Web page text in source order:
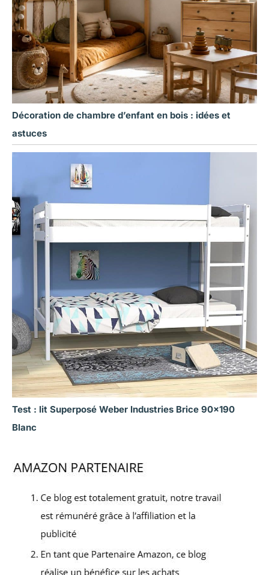
Décoration de chambre d’enfant en bois : idées et
astuces
Test : lit Superposé Weber Industries Brice 90×190
Blanc